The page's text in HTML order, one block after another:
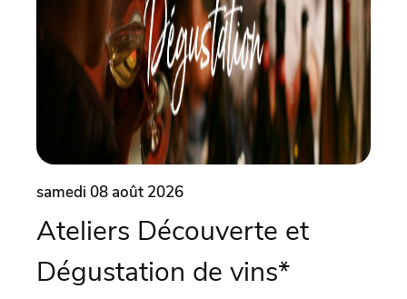
samedi 08 août 2026
Ateliers Découverte et
Dégustation de vins*